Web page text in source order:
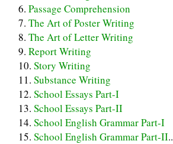
Passage Comprehension
The Art of Poster Writing
The Art of Letter Writing
Report Writing
Story Writing
Substance Writing
School Essays Part-I
School Essays Part-II
School English Grammar Part-I
School English Grammar Part-II..